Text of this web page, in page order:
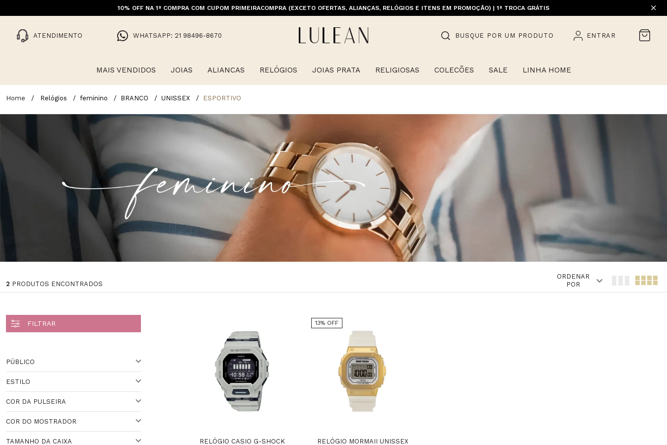
10% OFF NA 1ª COMPRA COM CUPOM PRIMEIRACOMPRA (EXCETO OFERTAS, ALIANÇAS, RELÓGIOS E ITENS EM PROMOÇÃO) | 1ª TROCA GRÁTIS
ATENDIMENTO WHATSAPP: 21 98496-8670 BUSQUE POR UM PRODUTO ENTRAR
MAIS VENDIDOS JOIAS ALIANCAS RELÓGIOS JOIAS PRATA RELIGIOSAS COLECÕES SALE LINHA HOME
Relógios feminino BRANCO UNISSEX ESPORTIVO
2 PRODUTOS ENCONTRADOS
ORDENAR
POR
PÚBLICO
ESTILO
COR DA PULSEIRA
COR DO MOSTRADOR
TAMANHO DA CAIXA
RELÓGIO CASIO G-SHOCK
13% OFF
RELÓGIO MORMAII UNISSEX